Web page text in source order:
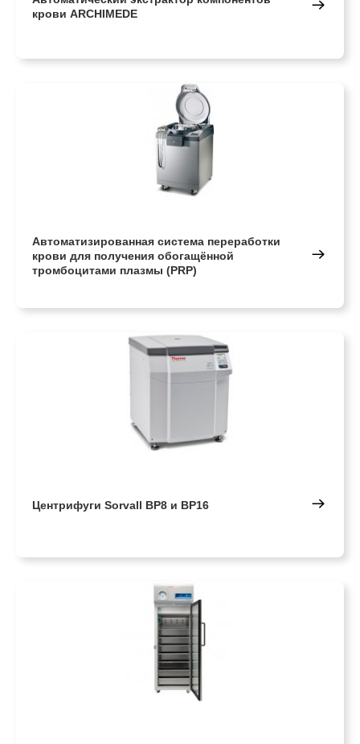
крови ARCHIMEDE
Автоматизированная система переработки
крови для получения обогащённой
тромбоцитами плазмы (PRP)
Центрифуги Sorvall BP8 и BP16